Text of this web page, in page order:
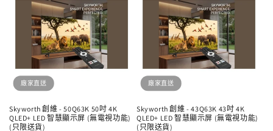
廠家直送
Skyworth 創維 - 50Q63K 50吋 4K
QLED+ LED 智慧顯示屏 (無電視功能)
(只限送貨)
廠家直送
Skyworth 創維 - 43Q63K 43吋 4K
QLED+ LED 智慧顯示屏 (無電視功能)
(只限送貨)